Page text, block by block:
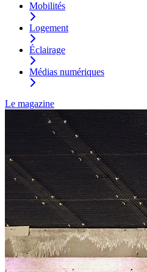
Mobilités
Logement
Éclairage
Médias numériques
Le magazine